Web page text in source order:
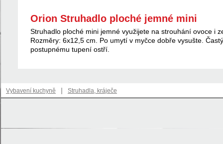
Orion Struhadlo ploché jemné mini
Struhadlo ploché mini jemné využijete na strouhání ovoce i
Rozměry: 6x12,5 cm. Po umytí v myčce dobře vysušte.
postupnému tupení ostří.
Vybavení kuchyně | Struhadla, kráječe